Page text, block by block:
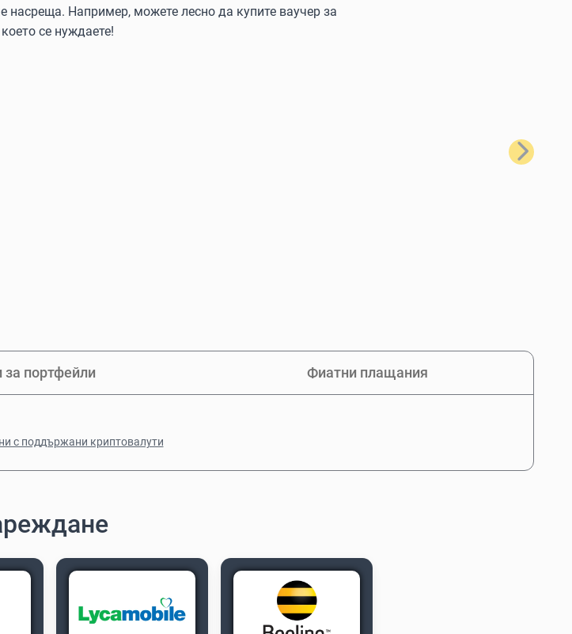
насреща. Например, можете лесно да купите ваучер за
се нуждаете!
Следващ
за портфейли Фиатни плащания
с поддържани криптовалути